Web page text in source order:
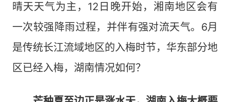
晴天天气为主，12日晚开始，湘南地区会有
一次较强降雨过程，并伴有强对流天气。6月
是传统长江流域地区的入梅时节，华东部分地
区已经入梅，湖南情况如何？